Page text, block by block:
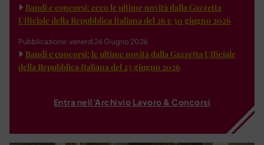
Bandi e concorsi: ecco le ultime novità dalla Gazzetta
Ufficiale della Repubblica Italiana del 26 e 30 giugno 2026
Pubblicazione: venerdì 26 Giugno 2026
Bandi e concorsi: le ultime novità dalla Gazzetta Ufficiale
della Repubblica Italiana del 23 giugno 2026
Entra nell'Archivio Lavoro & Concorsi